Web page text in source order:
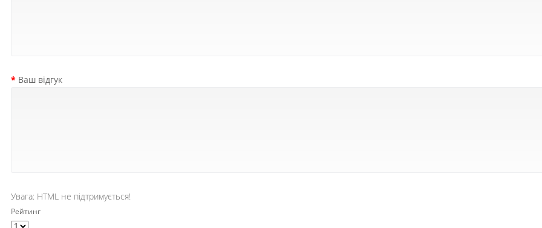
Ваш відгук
Увага: HTML не підтримується!
Рейтинг